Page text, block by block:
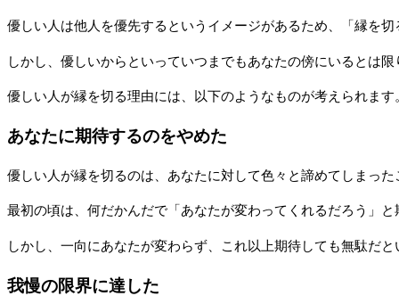
優しい人は他人を優先するというイメージがあるため、「縁を切
しかし、優しいからといっていつまでもあなたの傍にいるとは限
優しい人が縁を切る理由には、以下のようなものが考えられます
あなたに期待するのをやめた
優しい人が縁を切るのは、あなたに対して色々と諦めてしまった
最初の頃は、何だかんだで「あなたが変わってくれるだろう」と
しかし、一向にあなたが変わらず、これ以上期待しても無駄だ
我慢の限界に達した